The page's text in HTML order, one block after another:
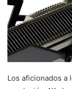
Los aficionados a